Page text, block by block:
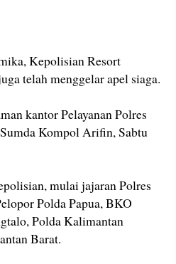
Kepolisian Resort
telah menggelar apel siaga.
kantor Pelayanan Polres
Kompol Arifin, Sabtu
mulai jajaran Polres
Polda Papua, BKO
Polda Kalimantan
Barat.